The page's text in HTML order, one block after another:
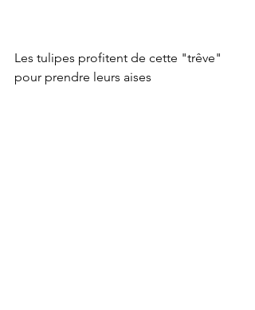
Les tulipes profitent de cette "trêve"
pour prendre leurs aises